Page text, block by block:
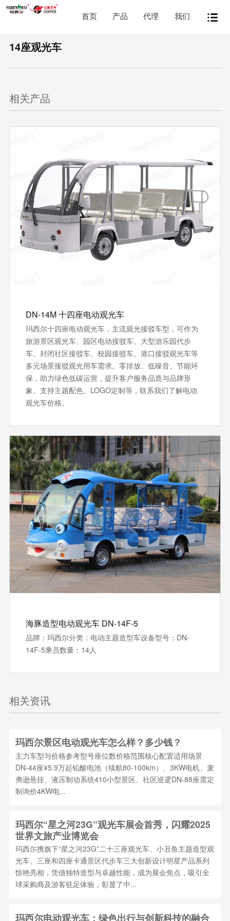
首页 产品 代理 我们
14座观光车
相关产品
DN-14M 十四座电动观光车
玛西尔十四座电动观光车，主流观光接驳车型，可作为
旅游景区观光车、园区电动接驳车、大型游乐园代步
车、封闭社区接驳车、校园接驳车、港口接驳观光车等
多元场景接驳观光用车需求。零排放、低噪音、节能环
保‌，助力绿色低碳运营，提升客户服务品质与品牌形
象。支持‌主题配色、LOGO定制等，联系我们了解电动
观光车价格。
海豚造型电动观光车 DN-14F-5
品牌：玛西尔分类：电动主题造型车设备型号：DN-
14F-5乘员数量：14人
相关资讯
玛西尔景区电动观光车怎么样？多少钱？
主力车型与价格参考型号座位数价格范围核心配置适用场景
DN-44座¥5.9万起铅酸电池（续航80-100km）、3KW电机、麦
弗逊悬挂、液压制动系统410小型景区、社区巡逻DN-88座需定
制询价4KW电...
玛西尔“星之河23G”观光车展会首秀，闪耀2025
世界文旅产业博览会
玛西尔携旗下“星之河23G”二十三座观光车、小丑鱼主题造型观
光车、三座和四座卡通景区代步车三大创新设计明星产品系列
惊艳亮相，凭借独特造型与卓越性能，成为展会焦点，吸引全
球采购商及游客驻足体验，彰显了中...
玛西尔电动观光车：绿色出行与创新科技的融合